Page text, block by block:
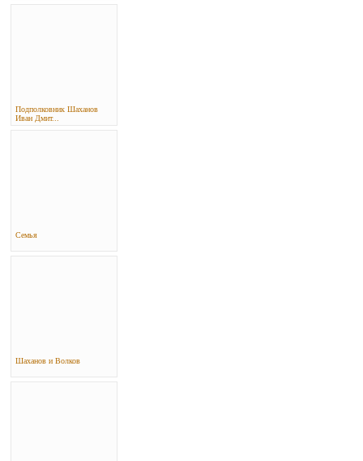
Подполковник Шаханов
Иван Дмит...
Семья
Шаханов и Волков